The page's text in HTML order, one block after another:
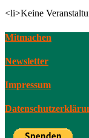
<li>Keine
Mitmachen
Newsletter
Impressum